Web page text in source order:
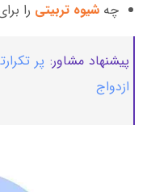
چه شیوه تربیتی را
پیشنهاد مشاور: پر
ازدواج